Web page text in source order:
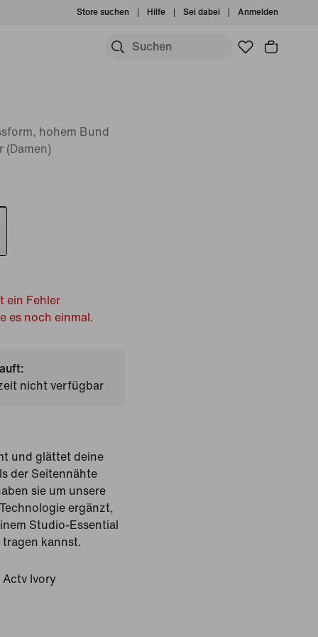
Store suchen Hilfe Sei dabei Anmelden
hohem Bund
(Damen)
ein Fehler
es noch einmal.
nicht verfügbar
und glättet deine
der Seitennähte
sie um unsere
ergänzt,
Studio-Essential
tragen kannst.
Actv Ivory